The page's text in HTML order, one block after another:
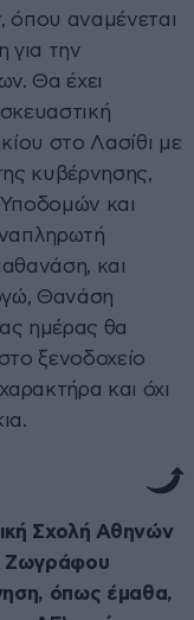
αναμένεται
για την
Θα έχει
στο Λασίθι με
κυβέρνησης,
και
και
Θανάση
ημέρας θα
ξενοδοχείο
και όχι
Σχολή Αθηνών
Ζωγράφου
όπως έμαθα,